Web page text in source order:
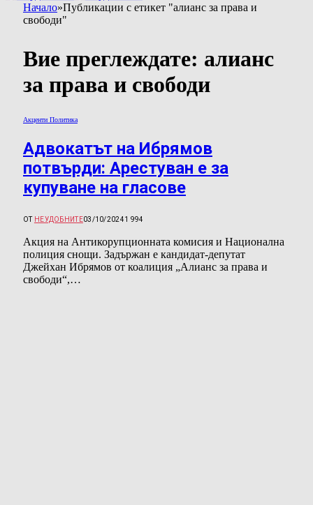
Начало»Публикации с етикет "алианс за права и
свободи"
Вие преглеждате: алианс
за права и свободи
Акценти Политика
Адвокатът на Ибрямов
потвърди: Арестуван е за
купуване на гласове
ОТ НЕУДОБНИТЕ03/10/20241 994
Акция на Антикорупционната комисия и Национална
полиция снощи. Задържан е кандидат-депутат
Джейхан Ибрямов от коалиция „Алианс за права и
свободи“,…